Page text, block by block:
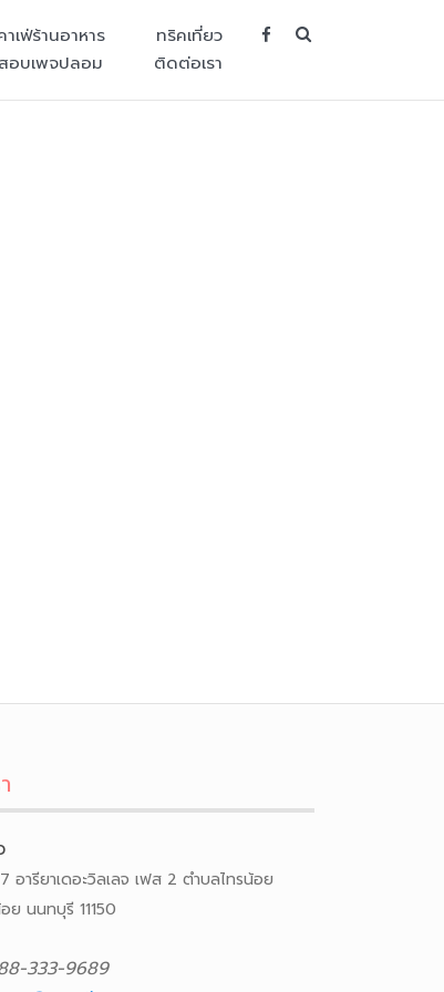
าเฟ่ร้านอาหาร
ทริคเที่ยว
อบเพจปลอม
ติดต่อเรา
อารียาเดอะวิลเลจ เฟส 2 ตำบลไทรน้อย
ย นนทบุรี 11150
333-9689